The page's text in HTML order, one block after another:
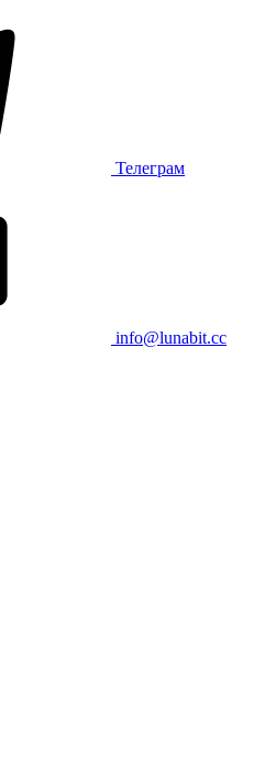
Телеграм
info@lunabit.cc